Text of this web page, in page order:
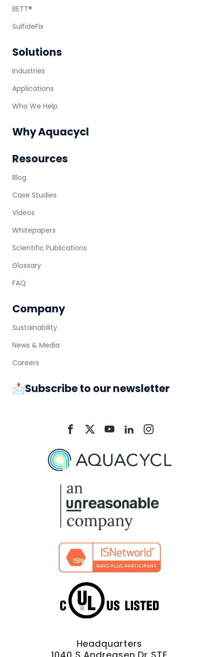
BETT®
SulfideFix
Solutions
Industries
Applications
Who We Help
Why Aquacycl
Resources
Blog
Case Studies
Videos
Whitepapers
Scientific Publications
Glossary
FAQ
Company
Sustainability
News & Media
Careers
📩Subscribe to our newsletter
Aquacycl
On
Aquacycl
On
Aquacycl
On
Aquacycl
On
Aquacycl
On
Headquarters